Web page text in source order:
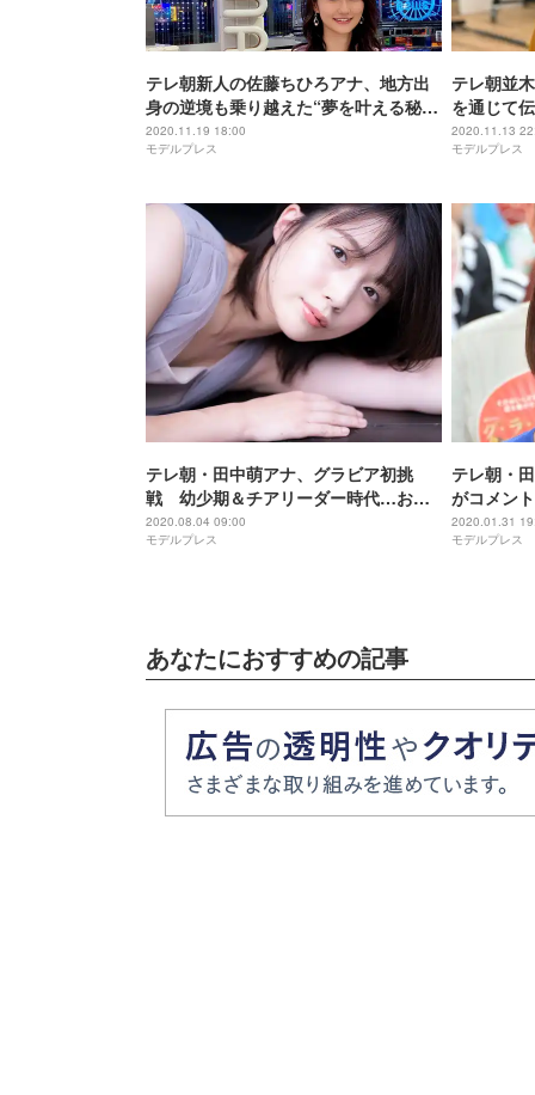
テレ朝新人の佐藤ちひろアナ、地方出
身の逆境も乗り越えた“夢を叶える秘
訣”＜「ABEMA NEWS×モデルプレ
ス」アナウンサー連載Vol.3＞
2020.11.19 18:00
モデルプレス
テレ朝並
を通じて
「ABEMA
ウンサー
2020.11.13
モデルプレス
テレ朝・田中萌アナ、グラビア初挑
戦 幼少期＆チアリーダー時代…お宝
写真も一挙公開
2020.08.04 09:00
モデルプレス
テレ朝・
がコメン
2020.01.31
モデルプレス
あなたにおすすめの記事